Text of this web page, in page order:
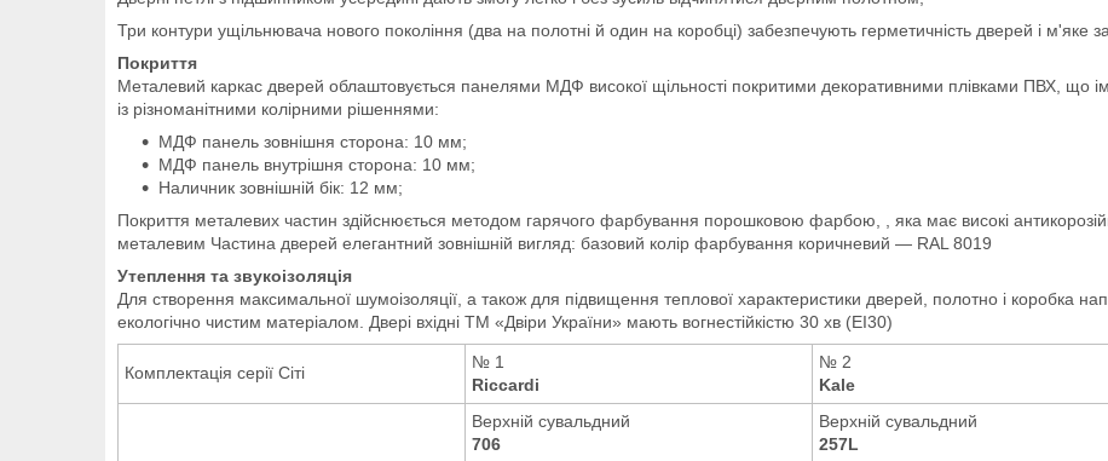
Три контури ущільнювача нового покоління (два на полотні й один на коробці) забезпечують герметичність дверей і м'яке
Покриття
Металевий каркас дверей облаштовується панелями МДФ високої щільності покритими декоративними плівками ПВХ, що
із різноманітними колірними рішеннями:
МДФ панель зовнішня сторона: 10 мм;
МДФ панель внутрішня сторона: 10 мм;
Наличник зовнішній бік: 12 мм;
Покриття металевих частин здійснюється методом гарячого фарбування порошковою фарбою, , яка має високі
металевим Частина дверей елегантний зовнішній вигляд: базовий колір фарбування коричневий — RAL 8019
Утеплення та звукоізоляція
Для створення максимальної шумоізоляції, а також для підвищення теплової характеристики дверей, полотно і коробка
екологічно чистим матеріалом. Двері вхідні ТМ «Двіри України» мають вогнестійкістю 30 хв (EI30)
Комплектація серії Сіті
№ 1
Riccardi
№ 2
Kale
Верхній сувальдний
706
Верхній сувальдний
257L